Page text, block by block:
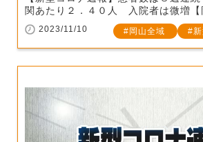
関あたり２．４０人 入院者は微増【
2023/11/10 岡山全域